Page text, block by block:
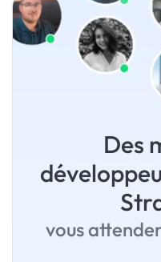
Des
vous